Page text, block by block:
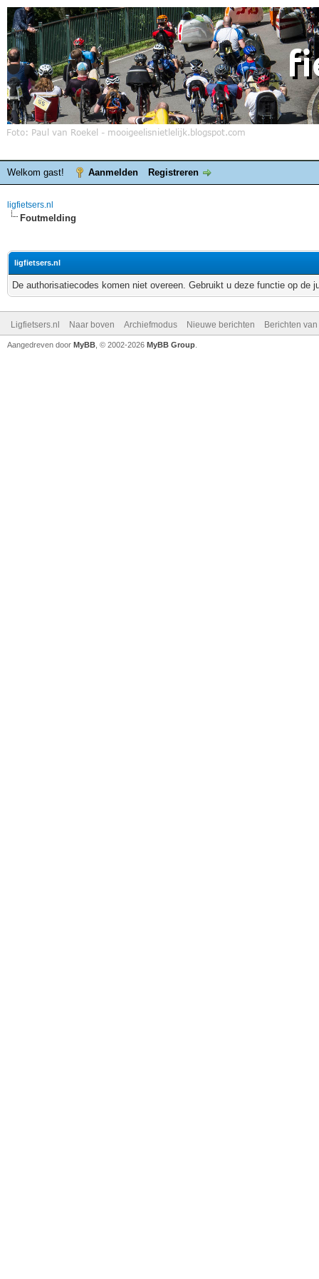
Welkom gast! Aanmelden Registreren
ligfietsers.nl
Foutmelding
ligfietsers.nl
De authorisatiecodes komen niet overeen. Gebruikt u deze functie op de
Ligfietsers.nl Naar boven Archiefmodus Nieuwe berichten Berichten
Aangedreven door MyBB , © 2002-2026 MyBB Group